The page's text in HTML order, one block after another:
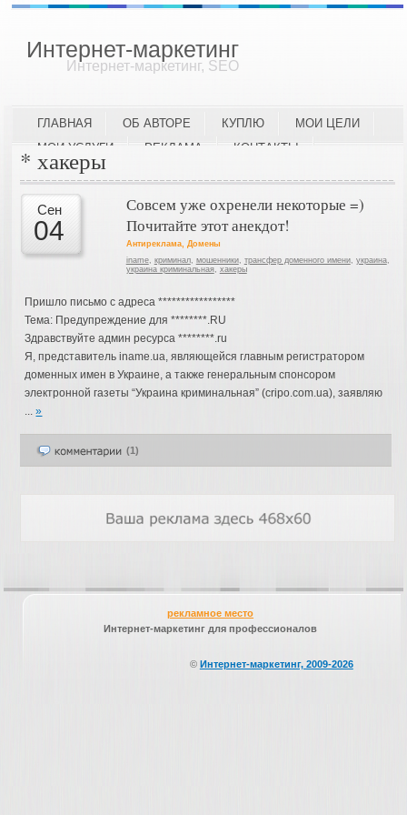
Интернет-маркетинг
Интернет-маркетинг, SEO
ГЛАВНАЯ ОБ АВТОРЕ КУПЛЮ
МОИ ЦЕЛИ
МОИ УСЛУГИ
РЕКЛАМА КОНТАКТЫ
* хакеры
Сен
04
Совсем уже охренели некоторые =)
Почитайте этот анекдот!
Антиреклама, Домены
iname, криминал, мошенники, трансфер доменного имени, украина,
украина криминальная, хакеры
Пришло письмо с адреса *****************
Тема: Предупреждение для ********.RU
Здравствуйте админ ресурса ********.ru
Я, представитель iname.ua, являющейся главным регистратором
доменных имен в Украине, а также генеральным спонсором
электронной газеты “Украина криминальная” (cripo.com.ua), заявляю
...»
(1)
рекламное место
Интернет-маркетинг для профессионалов
© Интернет-маркетинг, 2009-2026